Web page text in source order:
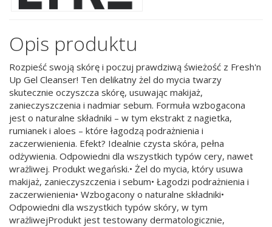
Opis produktu
Rozpieść swoją skórę i poczuj prawdziwą świeżość z Fresh'n
Up Gel Cleanser! Ten delikatny żel do mycia twarzy
skutecznie oczyszcza skórę, usuwając makijaż,
zanieczyszczenia i nadmiar sebum. Formuła wzbogacona
jest o naturalne składniki – w tym ekstrakt z nagietka,
rumianek i aloes – które łagodzą podrażnienia i
zaczerwienienia. Efekt? Idealnie czysta skóra, pełna
odżywienia. Odpowiedni dla wszystkich typów cery, nawet
wrażliwej. Produkt wegański.• Żel do mycia, który usuwa
makijaż, zanieczyszczenia i sebum• Łagodzi podrażnienia i
zaczerwienienia• Wzbogacony o naturalne składniki•
Odpowiedni dla wszystkich typów skóry, w tym
wrażliwejProdukt jest testowany dermatologicznie,